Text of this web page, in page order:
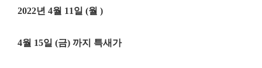
2022년 4월 11일 (월 )
4월 15일 (금) 까지 특새가